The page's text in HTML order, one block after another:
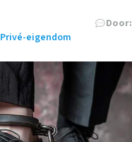
Door:
Privé-eigendom